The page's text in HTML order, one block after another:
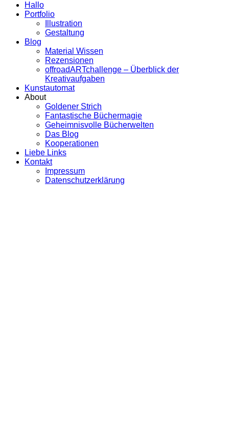
Hallo
Portfolio
Illustration
Gestaltung
Blog
Material Wissen
Rezensionen
offroadARTchallenge – Überblick der
Kreativaufgaben
Kunstautomat
About
Goldener Strich
Fantastische Büchermagie
Geheimnisvolle Bücherwelten
Das Blog
Kooperationen
Liebe Links
Kontakt
Impressum
Datenschutzerklärung